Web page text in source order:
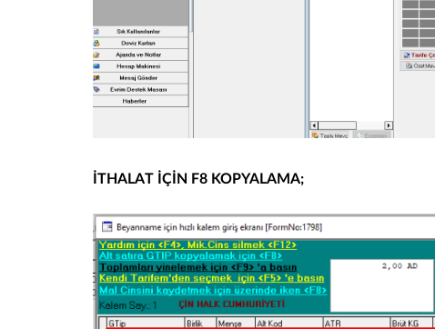
İTHALAT İÇİN F8 KOPYALAMA;